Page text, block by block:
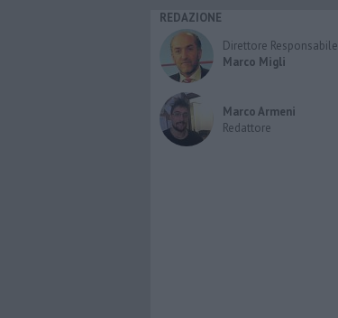
REDAZIONE
Direttore Responsabile
Marco Migli
Marco Armeni
Redattore